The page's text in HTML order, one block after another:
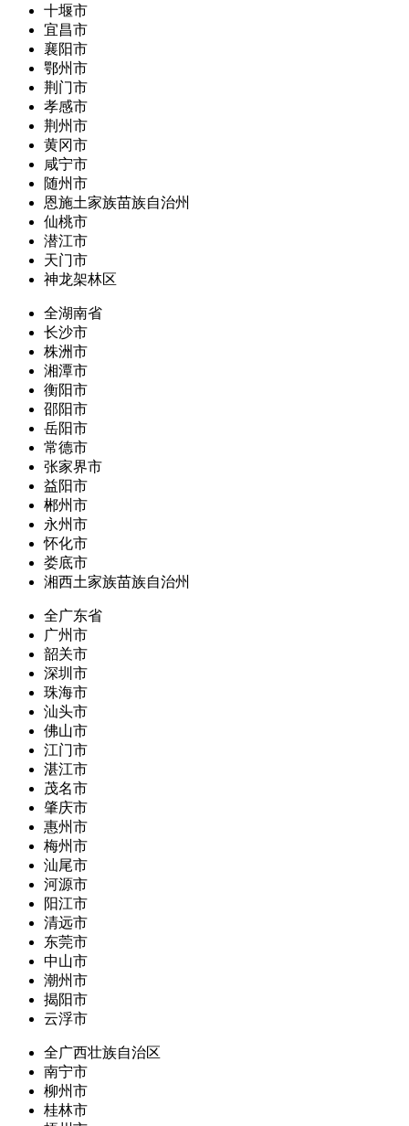
十堰市
宜昌市
襄阳市
鄂州市
荆门市
孝感市
荆州市
黄冈市
咸宁市
随州市
恩施土家族苗族自治州
仙桃市
潜江市
天门市
神龙架林区
全湖南省
长沙市
株洲市
湘潭市
衡阳市
邵阳市
岳阳市
常德市
张家界市
益阳市
郴州市
永州市
怀化市
娄底市
湘西土家族苗族自治州
全广东省
广州市
韶关市
深圳市
珠海市
汕头市
佛山市
江门市
湛江市
茂名市
肇庆市
惠州市
梅州市
汕尾市
河源市
阳江市
清远市
东莞市
中山市
潮州市
揭阳市
云浮市
全广西壮族自治区
南宁市
柳州市
桂林市